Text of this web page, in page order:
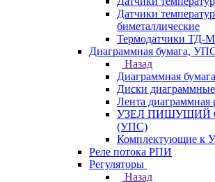
Датчики
биметаллические
Термодатчики ТД-М
Диаграммная бумага,
Назад
Диаграммная
Диски диаграммные
Лента диаграммная
УЗЕЛ ПИШУЩИЙ
(УПС)
Комплектующие к
Реле потока РПИ
Регуляторы
Назад